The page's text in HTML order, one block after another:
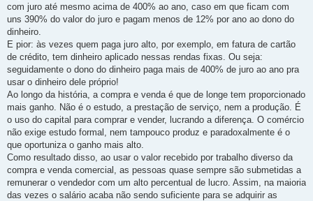
com juro até mesmo acima de 400% ao ano, caso em que ficam com
uns 390% do valor do juro e pagam menos de 12% por ano ao dono do
dinheiro.
E pior: às vezes quem paga juro alto, por exemplo, em fatura de cartão
de crédito, tem dinheiro aplicado nessas rendas fixas. Ou seja:
seguidamente o dono do dinheiro paga mais de 400% de juro ao ano pra
usar o dinheiro dele próprio!
Ao longo da história, a compra e venda é que de longe tem proporcionado
mais ganho. Não é o estudo, a prestação de serviço, nem a produção. É
o uso do capital para comprar e vender, lucrando a diferença. O comércio
não exige estudo formal, nem tampouco produz e paradoxalmente é o
que oportuniza o ganho mais alto.
Como resultado disso, ao usar o valor recebido por trabalho diverso da
compra e venda comercial, as pessoas quase sempre são submetidas a
remunerar o vendedor com um alto percentual de lucro. Assim, na maioria
das vezes o salário acaba não sendo suficiente para se adquirir as